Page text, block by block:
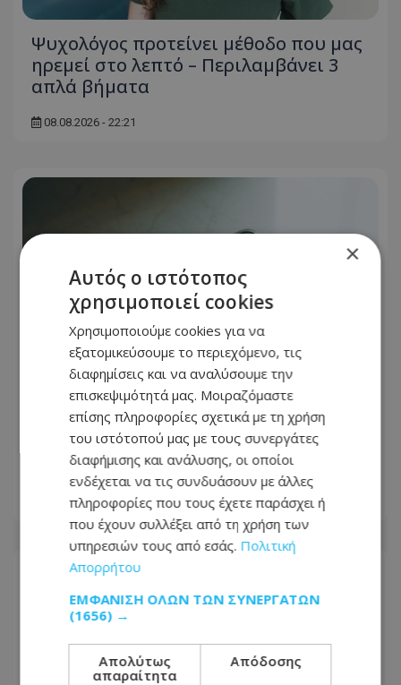
Ψυχολόγος προτείνει μέθοδο που μας
ηρεμεί στο λεπτό – Περιλαμβάνει 3
απλά βήματα
08.08.2026 - 22:21
Πώς επηρεάζεται η μπαταρία αν
χρησιμοποιείτε το κινητό ενώ
φορτίζει
08.08.2026 - 19:00
×
Αυτός ο ιστότοπος
χρησιμοποιεί cookies
Χρησιμοποιούμε cookies για να
εξατομικεύσουμε το περιεχόμενο, τις
διαφημίσεις και να αναλύσουμε την
επισκεψιμότητά μας. Μοιραζόμαστε
επίσης πληροφορίες σχετικά με τη χρήση
του ιστότοπού μας με τους συνεργάτες
διαφήμισης και ανάλυσης, οι οποίοι
ενδέχεται να τις συνδυάσουν με άλλες
πληροφορίες που τους έχετε παράσχει ή
που έχουν συλλέξει από τη χρήση των
υπηρεσιών τους από εσάς. Πολιτική
Απορρήτου
ΕΜΦΆΝΙΣΗ ΌΛΩΝ ΤΩΝ ΣΥΝΕΡΓΑΤΏΝ
(1656) →
Απολύτως
απαραίτητα
Απόδοσης